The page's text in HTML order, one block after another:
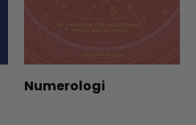
Numerologi